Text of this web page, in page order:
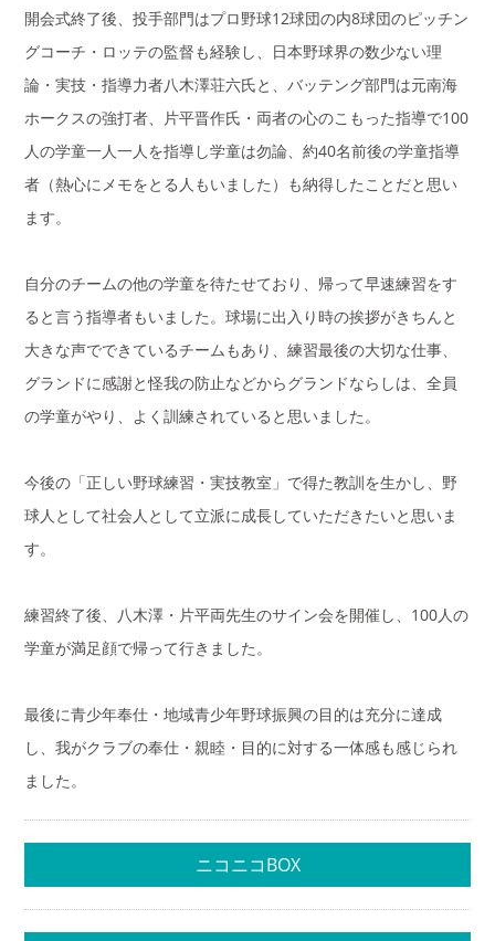
開会式終了後、投手部門はプロ野球12球団の内8球団のピッチン
グコーチ・ロッテの監督も経験し、日本野球界の数少ない理
論・実技・指導力者八木澤荘六氏と、バッテング部門は元南海
ホークスの強打者、片平晋作氏・両者の心のこもった指導で100
人の学童一人一人を指導し学童は勿論、約40名前後の学童指導
者（熱心にメモをとる人もいました）も納得したことだと思い
ます。
自分のチームの他の学童を待たせており、帰って早速練習をす
ると言う指導者もいました。球場に出入り時の挨拶がきちんと
大きな声でできているチームもあり、練習最後の大切な仕事、
グランドに感謝と怪我の防止などからグランドならしは、全員
の学童がやり、よく訓練されていると思いました。
今後の「正しい野球練習・実技教室」で得た教訓を生かし、野
球人として社会人として立派に成長していただきたいと思いま
す。
練習終了後、八木澤・片平両先生のサイン会を開催し、100人の
学童が満足顔で帰って行きました。
最後に青少年奉仕・地域青少年野球振興の目的は充分に達成
し、我がクラブの奉仕・親睦・目的に対する一体感も感じられ
ました。
ニコニコBOX